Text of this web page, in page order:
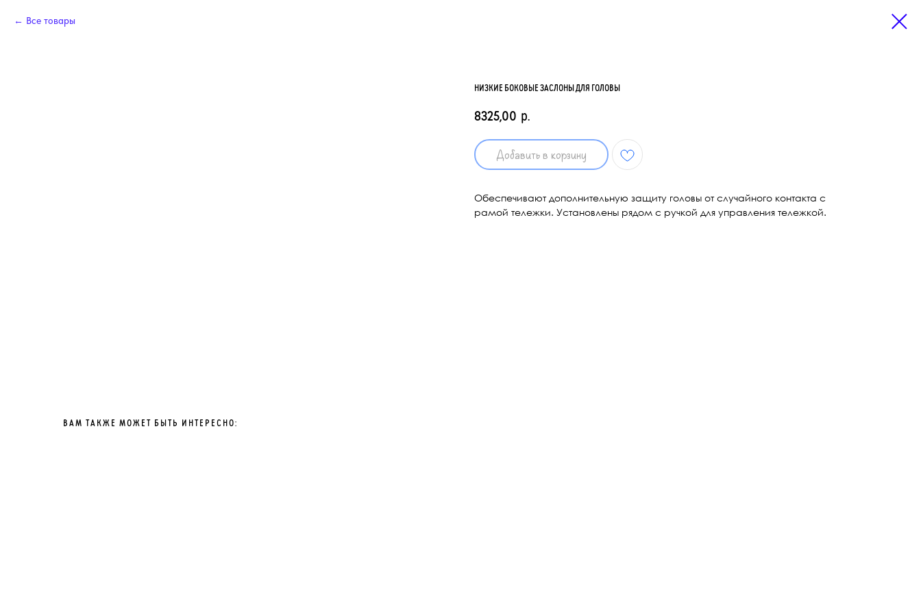
Все товары
НИЗКИЕ БОКОВЫЕ ЗАСЛОНЫ ДЛЯ ГОЛОВЫ
8325,00 р.
Добавить в корзину
Обеспечивают дополнительную защиту головы от случайного контакта с
рамой тележки. Установлены рядом с ручкой для управления тележкой.
ВАМ ТАКЖЕ МОЖЕТ БЫТЬ ИНТЕРЕСНО: